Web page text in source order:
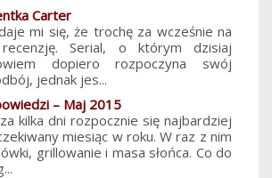
Carter
mi się, że trochę za wcześnie na
Serial, o którym dzisiaj
dopiero rozpoczyna swój
jednak jes...
– Maj 2015
za kilka dni rozpocznie się najbardziej
miesiąc w roku. W raz z nim
grillowanie i masa słońca. Co do